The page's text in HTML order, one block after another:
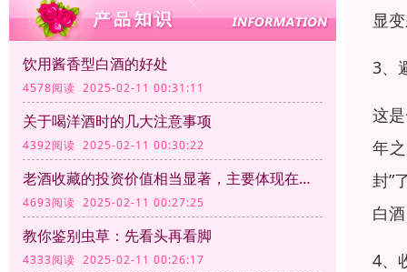
饮用酱香型白酒的好处
4578阅读 2025-02-11 00:31:11
关于喝洋酒时的几大注意事项
4392阅读 2025-02-11 00:30:22
老酒收藏的投资价值相当显著，主要体现在以下几个方面
4693阅读 2025-02-11 00:27:25
教你鉴别虫草：先看头再看脚
4333阅读 2025-02-11 00:26:17
显
3、
这
年
封”
白
4、